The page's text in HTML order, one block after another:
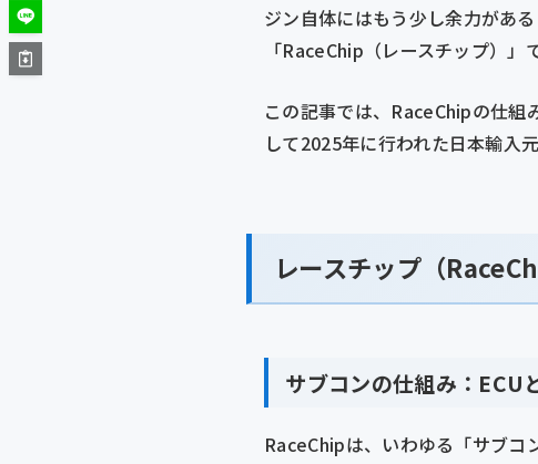
ジン自体にはもう少し余力があ
「RaceChip（レースチップ）」で
この記事では、RaceChipの仕組
して2025年に行われた日本輸入
レースチップ（
サブコンの仕組み：ECU
RaceChipは、いわゆる「サブコ